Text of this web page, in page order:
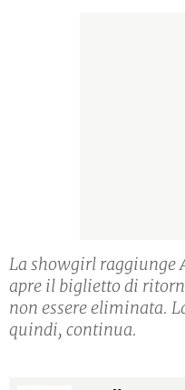
La showgirl raggiunge
apre il biglietto di
non essere eliminata.
quindi, continua.